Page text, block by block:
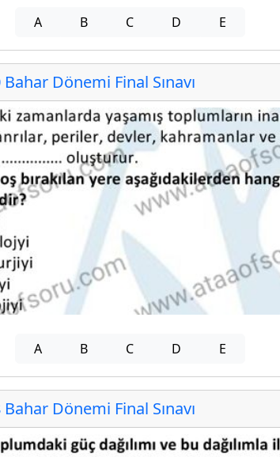
A B C D E
Dönemi Final Sınavı
A B C D E
Dönemi Final Sınavı